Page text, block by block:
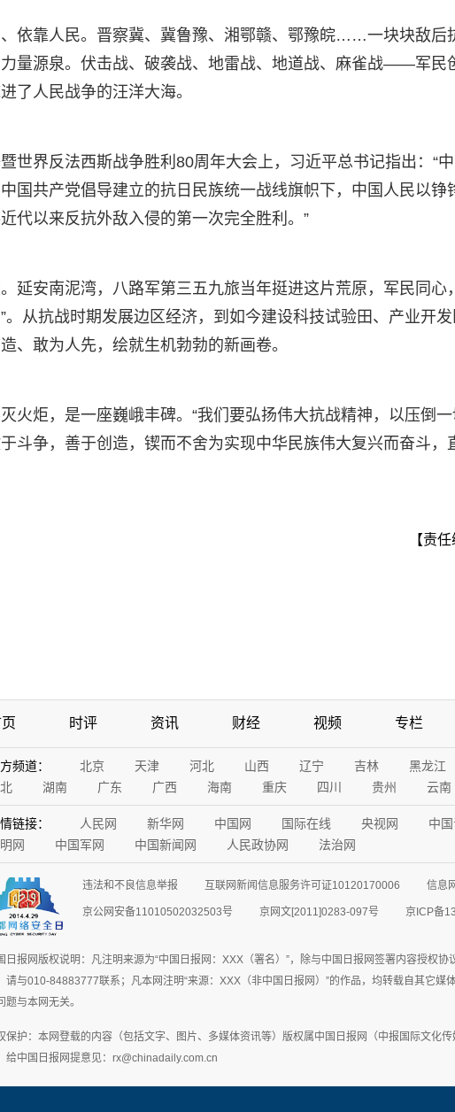
依靠人民。晋察冀、冀鲁豫、湘鄂赣、鄂豫皖……一块块敌后
量源泉。伏击战、破袭战、地雷战、地道战、麻雀战——军民
了人民战争的汪洋大海。
世界反法西斯战争胜利80周年大会上，习近平总书记指出：“
国共产党倡导建立的抗日民族统一战线旗帜下，中国人民以铮
代以来反抗外敌入侵的第一次完全胜利。”
延安南泥湾，八路军第三五九旅当年挺进这片荒原，军民同心
。从抗战时期发展边区经济，到如今建设科技试验田、产业开
、敢为人先，绘就生机勃勃的新画卷。
火炬，是一座巍峨丰碑。“我们要弘扬伟大抗战精神，以压倒
斗争，善于创造，锲而不舍为实现中华民族伟大复兴而奋斗，
【责
时评 资讯 财经 视频 专栏
频道： 北京 天津 河北 山西 辽宁 吉林 黑龙江
湖南 广东 广西 海南 重庆 四川 贵州 云南
链接： 人民网 新华网 中国网 国际在线 央视网 中
网
中国军网 中国新闻网 人民政协网 法治网
违法和不良信息举报 互联网新闻信息服务许可证10120170006 信息
京公网安备11010502032503号 京网文[2011]0283-097号 京ICP备
日报网版权说明：凡注明来源为“中国日报网：XXX（署名）”，除与中国日报网签署内容授权
请与010-84883777联系；凡本网注明“来源：XXX（非中国日报网）”的作品，均转载自其它
题与本网无关。
保护：本网登载的内容（包括文字、图片、多媒体资讯等）版权属中国日报网（中报国际文化
给中国日报网提意见：rx@chinadaily.com.cn